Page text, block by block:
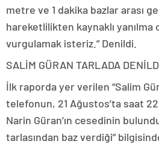
metre ve 1 dakika bazlar arası
hareketlilikten kaynaklı
vurgulamak isteriz.” Denildi.
SALİM GÜRAN TARLADA
İlk raporda yer verilen “Salim
telefonun, 21 Ağustos’ta saat
Narin Güran’ın cesedinin
tarlasından baz verdiği”